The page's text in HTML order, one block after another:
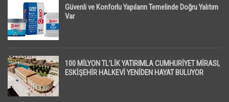
Güvenli ve Konforlu Yapıların Temelinde Doğru Yalıtım
Var
100 MİLYON TL’LİK YATIRIMLA CUMHURİYET MİRASI,
ESKİŞEHİR HALKEVİ YENİDEN HAYAT BULUYOR